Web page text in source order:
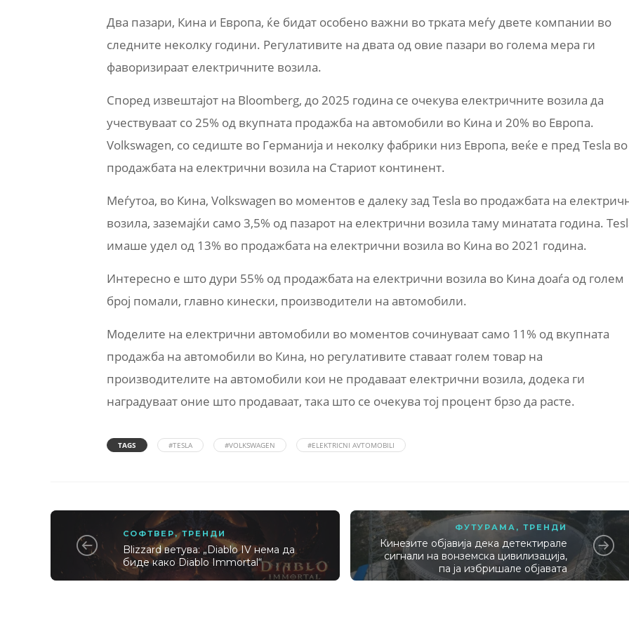
Два пазари, Кина и Европа, ќе бидат особено важни во трката меѓу двете компании во
следните неколку години. Регулативите на двата од овие пазари во голема мера ги
фаворизираат електричните возила.
Според извештајот на Bloomberg, до 2025 година се очекува електричните возила да
учествуваат со 25% од вкупната продажба на автомобили во Кина и 20% во Европа.
Volkswagen, со седиште во Германија и неколку фабрики низ Европа, веќе е пред Tesla во
продажбата на електрични возила на Стариот континент.
Меѓутоа, во Кина, Volkswagen во моментов е далеку зад Tesla во продажбата на
возила, заземајќи само 3,5% од пазарот на електрични возила таму минатата година.
имаше удел од 13% во продажбата на електрични возила во Кина во 2021 година.
Интересно е што дури 55% од продажбата на електрични возила во Кина доаѓа од голем
број помали, главно кинески, производители на автомобили.
Моделите на електрични автомобили во моментов сочинуваат само 11% од вкупната
продажба на автомобили во Кина, но регулативите ставаат голем товар на
производителите на автомобили кои не продаваат електрични возила, додека ги
наградуваат оние што продаваат, така што се очекува тој процент брзо да расте.
TAGS #TESLA #VOLKSWAGEN #ELEKTRICNI AVTOMOBILI
СОФТВЕР,ТРЕНДИ
Blizzard ветува: „Diablo IV нема да
биде како Diablo Immortal“
ФУТУРАМА ,ТРЕНДИ
Кинезите објавија дека детектирале
сигнали на вонземска цивилизација,
па ја избришале објавата